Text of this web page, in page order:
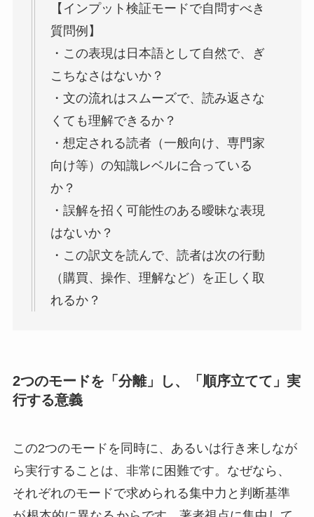
【インプット検証モードで自問すべき
質問例】
・この表現は日本語として自然で、ぎ
こちなさはないか？
・文の流れはスムーズで、読み返さな
くても理解できるか？
・想定される読者（一般向け、専門家
向け等）の知識レベルに合っている
か？
・誤解を招く可能性のある曖昧な表現
はないか？
・この訳文を読んで、読者は次の行動
（購買、操作、理解など）を正しく取
れるか？
2つのモードを「分離」し、「順序立てて」実
行する意義
この2つのモードを同時に、あるいは行き来しなが
ら実行することは、非常に困難です。なぜなら、
それぞれのモードで求められる集中力と判断基準